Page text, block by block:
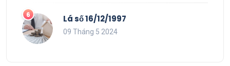
Lá số 16/12/1997
09 Tháng 5 2024